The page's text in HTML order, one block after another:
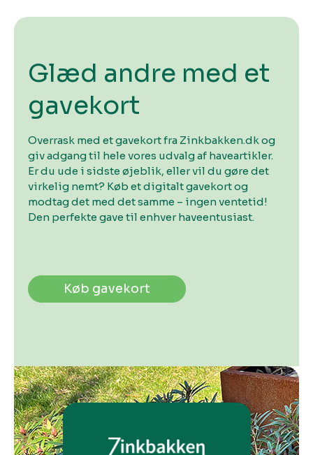
Glæd andre med et
gavekort
Overrask med et gavekort fra Zinkbakken.dk og
giv adgang til hele vores udvalg af haveartikler.
Er du ude i sidste øjeblik, eller vil du gøre det
virkelig nemt? Køb et digitalt gavekort og
modtag det med det samme – ingen ventetid!
Den perfekte gave til enhver haveentusiast.
Køb gavekort